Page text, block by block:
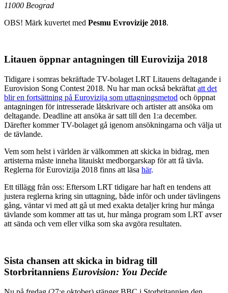
11000 Beograd
OBS! Märk kuvertet med Pesmu Evrovizije 2018.
Litauen öppnar antagningen till Eurovizija 2018
Tidigare i somras bekräftade TV-bolaget LRT Litauens deltagande i
Eurovision Song Contest 2018. Nu har man också bekräftat att det
blir en fortsättning på Eurovizija som uttagningsmetod och öppnat
antagningen för intresserade låtskrivare och artister att ansöka om
deltagande. Deadline att ansöka är satt till den 1:a december.
Därefter kommer TV-bolaget gå igenom ansökningarna och välja ut
de tävlande.
Vem som helst i världen är välkommen att skicka in bidrag, men
artisterna måste inneha litauiskt medborgarskap för att få tävla.
Reglerna för Eurovizija 2018 finns att läsa här.
Ett tillägg från oss: Eftersom LRT tidigare har haft en tendens att
justera reglerna kring sin uttagning, både inför och under tävlingens
gång, väntar vi med att gå ut med exakta detaljer kring hur många
tävlande som kommer att tas ut, hur många program som LRT avser
att sända och vem eller vilka som ska avgöra resultaten.
Sista chansen att skicka in bidrag till
Storbritanniens Eurovision: You Decide